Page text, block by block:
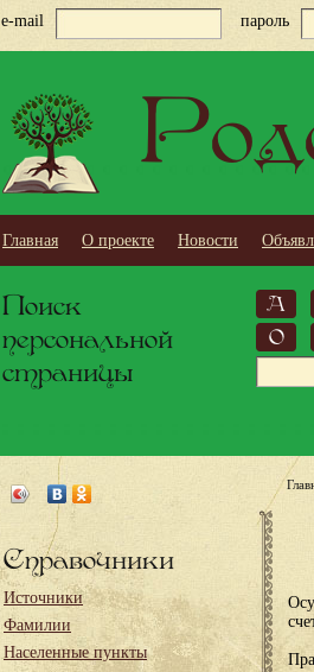
e-mail пароль
Главная О проекте Новости
Поиск
персональной
страницы
А
О
Справочники
Источники
Фамилии
Населенные пункты